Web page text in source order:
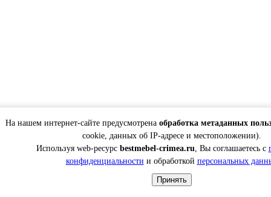
На нашем интернет-сайте предусмотрена обработка метаданных
cookie, данных об IP-адресе и местоположении).
Используя web-ресурс bestmebel-crimea.ru, Вы соглашаетесь с
конфиденциальности и обработкой персональных
Принять